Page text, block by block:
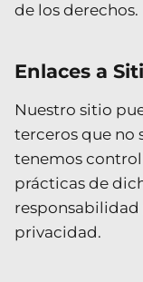
de los derechos.
Enlaces a
Nuestro sitio
terceros que no
tenemos
prácticas de
responsabilidad
privacidad.